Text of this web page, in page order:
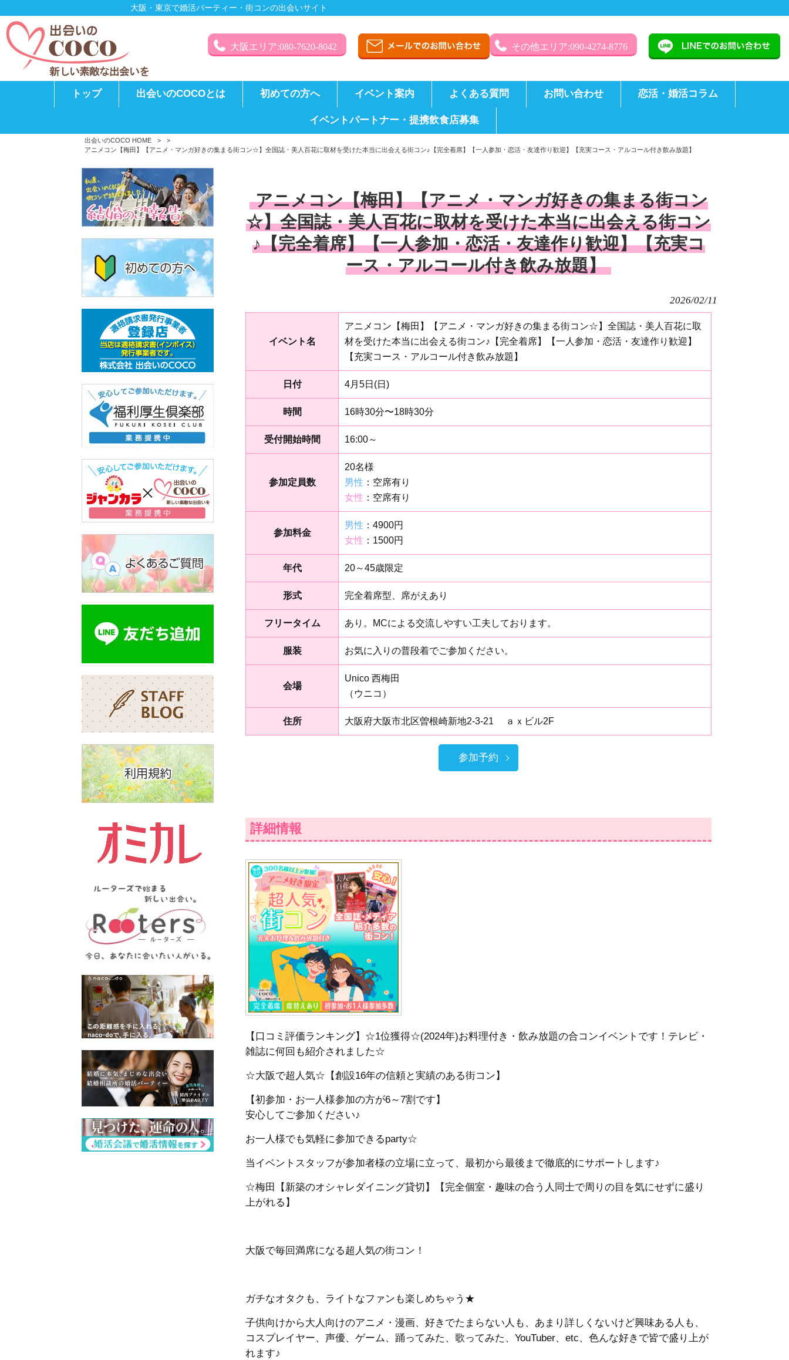
大阪・東京で婚活パーティー・街コンの出会いサイト
大阪エリア:080-7620-8042 その他エリア:090-4274-8776
トップ 出会いのCOCOとは 初めての方へ イベント案内 よくある質問 お問い合わせ 恋活・婚活コラム
イベントパートナー・提携飲食店募集
出会いのCOCO HOME >
>
アニメコン【梅田】【アニメ・マンガ好きの集まる街コン☆】全国誌・美人百花に取材を受けた本当に出会える街コン♪【完全着席】【一人参加・恋活・友達作り歓迎】【充実コース・アルコール付き飲み放題】
アニメコン【梅田】【アニメ・マンガ好きの集まる街コン
☆】全国誌・美人百花に取材を受けた本当に出会える街コン
♪【完全着席】【一人参加・恋活・友達作り歓迎】【充実コ
ース・アルコール付き飲み放題】
2026/02/11
イベント名
アニメコン【梅田】【アニメ・マンガ好きの集まる街コン☆】全国誌・美人百花に取
材を受けた本当に出会える街コン♪【完全着席】【一人参加・恋活・友達作り歓迎】
【充実コース・アルコール付き飲み放題】
日付 4月5日(日)
時間 16時30分〜18時30分
受付開始時間 16:00～
参加定員数
20名様
男性 ：空席有り
女性 ：空席有り
参加料金
男性 ：4900円
女性 ：1500円
年代 20～45歳限定
形式 完全着席型、席がえあり
フリータイム あり。MCによる交流しやすい工夫しております。
服装 お気に入りの普段着でご参加ください。
会場
Unico 西梅田
（ウニコ）
住所 大阪府大阪市北区曽根崎新地2-3-21 ａｘビル2F
参加予約
詳細情報
【口コミ評価ランキング】☆1位獲得☆(2024年)お料理付き・飲み放題の合コンイベントです！テレビ・
雑誌に何回も紹介されました☆
☆大阪で超人気☆【創設16年の信頼と実績のある街コン】
【初参加・お一人様参加の方が6～7割です】
安心してご参加ください♪
お一人様でも気軽に参加できるparty☆
当イベントスタッフが参加者様の立場に立って、最初から最後まで徹底的にサポートします♪
☆梅田【新築のオシャレダイニング貸切】【完全個室・趣味の合う人同士で周りの目を気にせずに盛り
上がれる】
大阪で毎回満席になる超人気の街コン！
ガチなオタクも、ライトなファンも楽しめちゃう★
子供向けから大人向けのアニメ・漫画、好きでたまらない人も、あまり詳しくないけど興味ある人も、
コスプレイヤー、声優、ゲーム、踊ってみた、歌ってみた、YouTuber、etc、色んな好きで皆で盛り上が
れます♪